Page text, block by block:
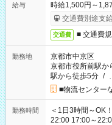
給与
時給1,500円～
交通費別途支
交通費 ■ 交通費
勤務地
京都市中京区
京都市役所前駅か
駅から徒歩5分 /
■物流センター
勤務時間
＜1日3時間～OK！＞ ▼ 例えば… ▼ 15:00～18:00
22:00 17:00～22:00 など こちら以外の時間も